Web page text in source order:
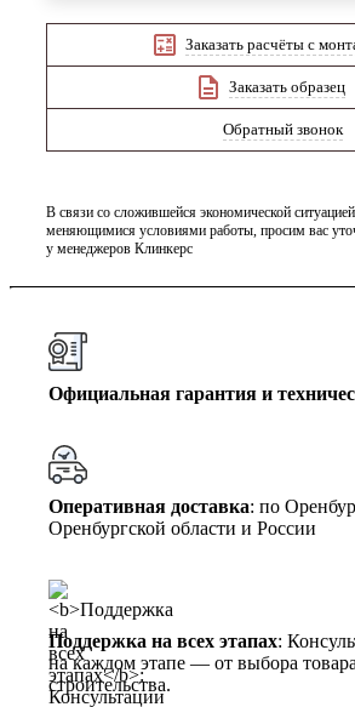
Заказать расчёты с
Заказать образец
Обратный звонок
В связи со сложившейся экономической
меняющимися условиями работы, просим вас
у менеджеров Клинкерс
Официальная гарантия и
Оперативная доставка: по
Оренбургской области и России
Поддержка на всех этапах:
на каждом этапе — от выбора
строительства.